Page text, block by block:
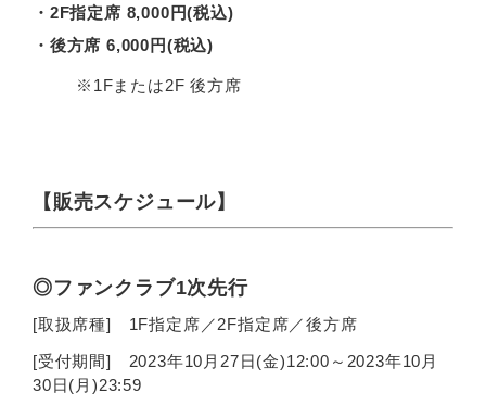
・2F指定席 8,000円(税込)
・後方席 6,000円(税込)
※1Fまたは2F 後方席
【販売スケジュール】
◎ファンクラブ1次先行
[取扱席種] 1F指定席／2F指定席／後方席
[受付期間] 2023年10月27日(金)12:00～2023年10月
30日(月)23:59